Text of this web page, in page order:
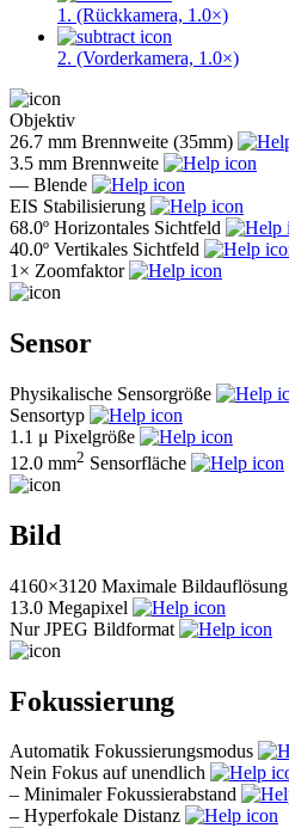
1. (Rückkamera, 1.0×)
2. (Vorderkamera, 1.0×)
Objektiv
26.7 mm Brennweite (35mm)
3.5 mm Brennweite
— Blende
EIS Stabilisierung
68.0º Horizontales Sichtfeld
40.0º Vertikales Sichtfeld
1× Zoomfaktor
Sensor
Physikalische Sensorgröße
Sensortyp
1.1 μ Pixelgröße
12.0 mm2 Sensorfläche
Bild
4160×3120 Maximale Bildauflösung
13.0 Megapixel
Nur JPEG Bildformat
Fokussierung
Automatik Fokussierungsmodus
Nein Fokus auf unendlich
– Minimaler Fokussierabstand
– Hyperfokale Distanz